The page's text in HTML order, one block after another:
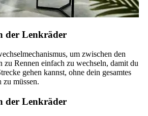
der Lenkräder
um zwischen den
zu Rennen einfach zu wechseln, damit du
gehen kannst, ohne dein gesamtes
zu müssen.
der Lenkräder